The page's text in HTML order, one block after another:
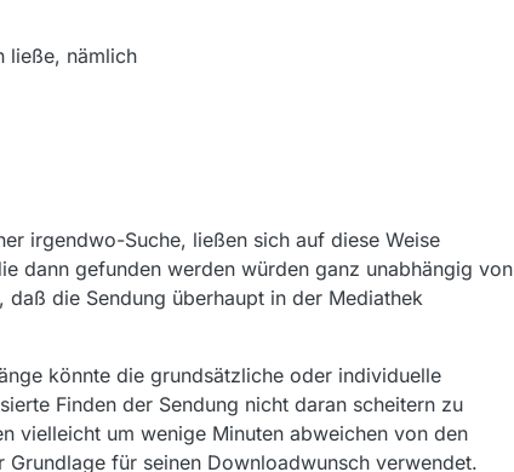
ließe, nämlich
irgendwo-Suche, ließen sich auf diese Weise
dann gefunden werden würden ganz unabhängig von
die Sendung überhaupt in der Mediathek
könnte die grundsätzliche oder individuelle
Finden der Sendung nicht daran scheitern zu
vielleicht um wenige Minuten abweichen von den
für seinen Downloadwunsch verwendet.